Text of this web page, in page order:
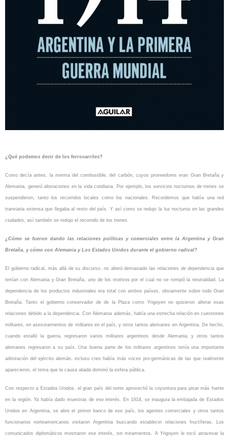
¿Qué podemos decir de los ferrocarriles?
Como decía antes, la merma del combustible, del carbón, cuyos proveedores eran Gran Bretaña y
Alemania, generó alteraciones en la vida cotidiana. Por ejemplo, los servicios nocturnos de trenes se
suspendieron, tanto los recorridos locales como los nacionales. Recordemos que había una red
tranviaria extensa que llegaba al resto del país. Y así como se redujo la luz nocturna en las grandes
ciudades, así también se redujo el recorrido de los trenes.
¿Cómo se fueron dando las relaciones políticas y comerciales entre la Argentina y Gran
Bretaña, y cómo con Alemania y Los Estados Unidos durante el gobierno radical?
El gobierno radical, más allá de su discurso, no alteró demasiado las relaciones de dependencia que
tenían con Alemania y Gran Bretaña, uno de los motivos por el cual no se rompió la neutralidad. La
dependencia de los productos industriales era total con ambos países, obviamente sobre todo Gran
Bretaña. Tanto el gobierno conservador de de la Plaza como Yrigoyen no quisieron alterar esas
relaciones debido a la dependencia. Con Alemania además, había una estrecha relación en cuestiones
militares, en asesoramientos de militares en el país, y otros tantos alemanes en Argentina. De hecho,
cuando estalló la guerra, regresaron varios militares argentinos desde Alemania, y otros tantos
alemanes regresaron a su país. Una buena parte de los militares argentinos tenía una importante
admiración del ejército alemán, incluso creo había más voces pro-germánicas de las que realmente
aparecieron, el tema que la causa aliada dominó la esfera pública.
Con respecto a Estados Unidos, el gran país del norte aprovechó la coyuntura para pisar más fuerte
en la región. Ya había dado muestras de ese interés. En 1914, se inaugura la embajada de Estados
Unidos en Argentina, se abre el primer banco de ese país, los agentes comerciales y otros tantos
funcionarios norteamericanos visitaron Argentina buscando establecer relaciones fructíferas. Los
comunicados diplomáticos mostraron ese interés, sin miramientos. A Yrigoyen le tocó atravesar la